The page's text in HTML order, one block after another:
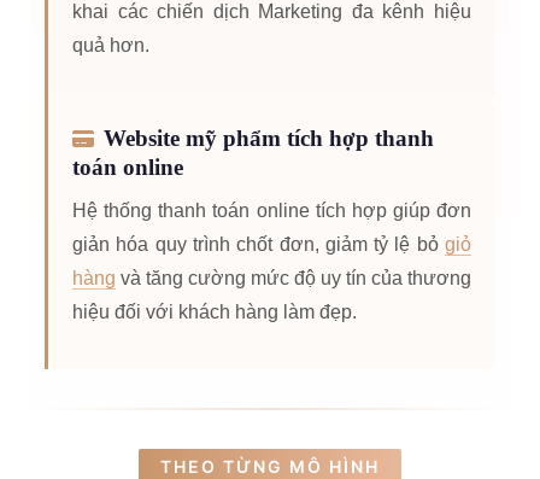
khai các chiến dịch Marketing đa kênh hiệu
quả hơn.
Website mỹ phẩm tích hợp thanh
toán online
Hệ thống thanh toán online tích hợp giúp đơn
giản hóa quy trình chốt đơn, giảm tỷ lệ bỏ giỏ
hàng và tăng cường mức độ uy tín của thương
hiệu đối với khách hàng làm đẹp.
THEO TỪNG MÔ HÌNH